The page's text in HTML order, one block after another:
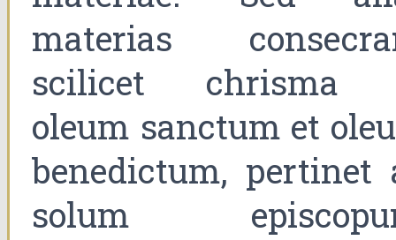
materias
scilicet chrisma
oleum sanctum et
benedictum, pertinet
solum